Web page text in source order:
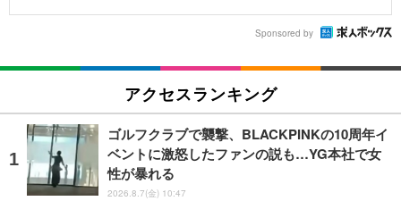
Sponsored by
アクセスランキング
ゴルフクラブで襲撃、BLACKPINKの10周年イ
ベントに激怒したファンの説も…YG本社で女
性が暴れる
2026.8.7(金) 10:47